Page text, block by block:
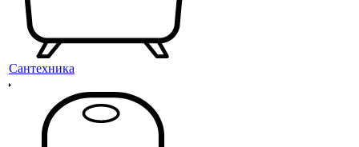
Сантехника